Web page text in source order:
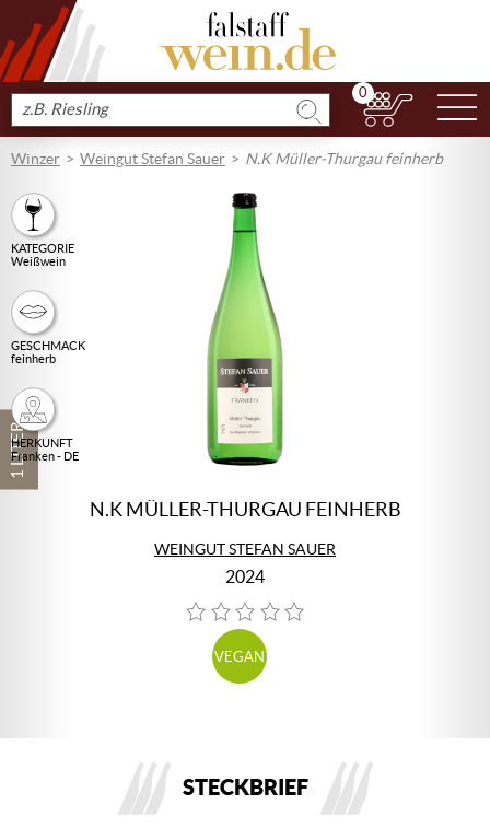
Produkt
suchen
0
Winzer Weingut Stefan Sauer N.K Müller-Thurgau feinherb
1 LITER
KATEGORIE
Weißwein
GESCHMACK
feinherb
HERKUNFT
Franken - DE
N.K MÜLLER-THURGAU FEINHERB
WEINGUT STEFAN SAUER
2024
VEGAN
STECKBRIEF